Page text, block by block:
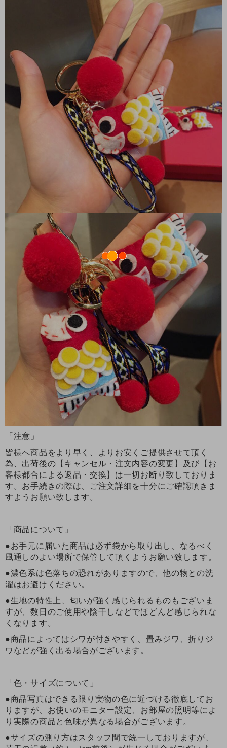
「注意」
皆様へ商品をより早く、よりお安くご提供させて頂く
為、出荷後の【キャンセル・注文内容の変更】及び【お
客様都合による返品・交換】は一切お断り致しておりま
す。お手続きの際は、ご注文詳細を十分にご確認頂きま
すようお願い致します。
「商品について」
●お手元に届いた商品は必ず袋から取り出し、なるべく
風通しのよい場所で保管して頂くようお願い致します。
●濃色系は色落ちの恐れがありますので、他の物との洗
濯はお避けください。
●生地の特性上、匂いが強く感じられるものもございま
すが、数日のご使用や陰干しなどでほどんど感じられな
くなります。
●商品によってはシワが付きやすく、畳みジワ、折りジ
ワなどが強く出る場合がございます。
「色・サイズについて」
●商品写真はできる限り実物の色に近づける徹底してお
りますが、お使いのモニター設定、お部屋の照明等によ
り実際の商品と色味が異なる場合がございます。
●サイズの測り方はスタッフ間で統一しておりますが、